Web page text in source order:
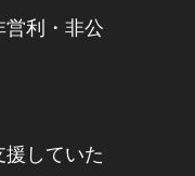
営利・非公
援していた